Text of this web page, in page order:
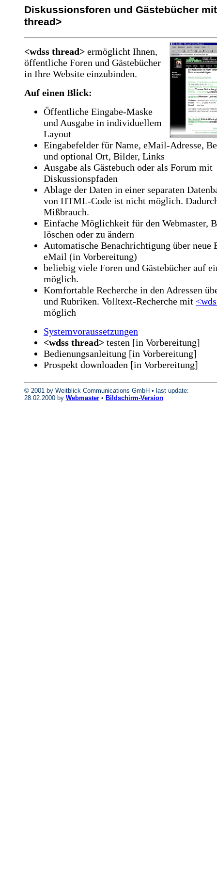
Diskussionsforen und Gästebücher
thread>
<wdss thread> ermöglicht Ihnen,
öffentliche Foren und Gästebücher
in Ihre Website einzubinden.
Auf einen Blick:
Öffentliche Eingabe-Maske
und Ausgabe in individuellem
Layout
Eingabefelder für Name, eMail-Adresse,
und optional Ort, Bilder, Links
Ausgabe als Gästebuch oder als Forum mit
Diskussionspfaden
Ablage der Daten in einer separaten
von HTML-Code ist nicht möglich.
Mißbrauch.
Einfache Möglichkeit für den Webmaster,
löschen oder zu ändern
Automatische Benachrichtigung über neue
eMail (in Vorbereitung)
beliebig viele Foren und Gästebücher auf
möglich.
Komfortable Recherche in den Adressen
und Rubriken. Volltext-Recherche mit
möglich
Systemvoraussetzungen
<wdss thread> testen [in Vorbereitung]
Bedienungsanleitung [in Vorbereitung]
Prospekt downloaden [in Vorbereitung]
© 2001 by Weitblick Communications GmbH • last update:
28.02.2000 by Webmaster • Bildschirm-Version